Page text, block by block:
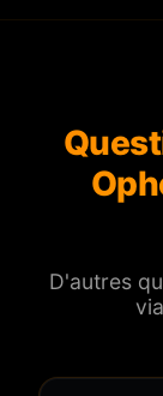
D'autres